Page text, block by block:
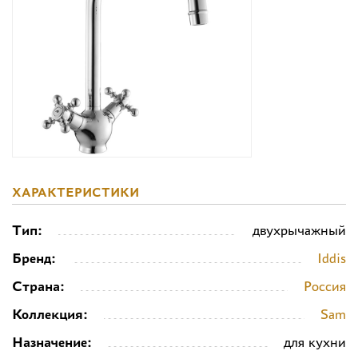
ХАРАКТЕРИСТИКИ
Тип:
двухрычажный
Бренд:
Iddis
Страна:
Россия
Коллекция:
Sam
Назначение:
для кухни